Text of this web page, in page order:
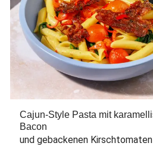
Cajun-Style Pasta mit
Bacon
und gebackenen Kirschtomaten